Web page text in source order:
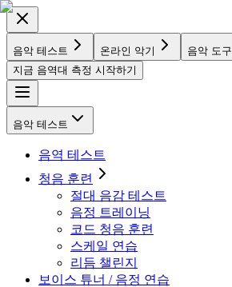
음악 테스트 온라인 악기 음악 도구
지금 음역대 측정 시작하기
음악 테스트
음역 테스트
청음 훈련
절대 음감 테스트
음정 트레이닝
코드 청음 훈련
스케일 연습
리듬 챌린지
보이스 튜너 / 음정 연습